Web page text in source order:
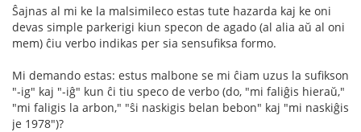
Ŝajnas al mi ke la malsimileco estas tute hazarda kaj ke oni
devas simple parkerigi kiun specon de agado (al alia aŭ al oni
mem) ĉiu verbo indikas per sia sensufiksa formo.
Mi demando estas: estus malbone se mi ĉiam uzus la sufikson
"-ig" kaj "-iĝ" kun ĉi tiu speco de verbo (do, "mi faliĝis hieraŭ,"
"mi faligis la arbon," "ŝi naskigis belan bebon" kaj "mi naskiĝis
je 1978")?